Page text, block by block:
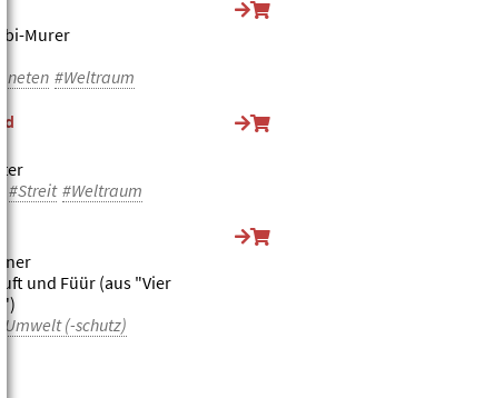
Murer
#Weltraum
#Streit #Weltraum
und Füür (aus "Vier
#Umwelt (-schutz)